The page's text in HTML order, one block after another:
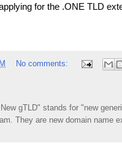
for the .ONE TLD
No comments:
gTLD" stands for "new
They are new domain name